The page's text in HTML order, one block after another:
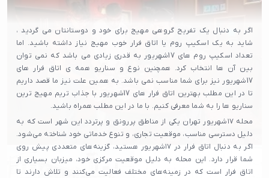
اگر به دنبال یک تفریح گروهی مهیج برای خود و دوستانتان می گردید ،
شاید به یک اسکیپ روم یا اتاق فرار خوب مهیج نیاز داشته باشید. اما
تعداد اسکیپ روم های 17شهریور به قدری زیادی می باشد که نمی توان
بین آن ها انتخاب کرد. همچنین نوع و سناریو همه ی اتاق فرار های
17شهریور نیز برای شما مناسب نمی باشد. به همین علت نیز ما قصد داریم
تا در این مطلب بهترین اتاق فرار های 17شهریور با جذاب تریم مهیج ترین
سناریو ها را به شما معرفی کنیم. با ما در این مطلب همراه باشید.
محله ۱۷شهریور تهران یکی از مناطق پررونق و پرتردد این شهر است که به
دلیل دسترسی مناسب، موقعیت تجاری، و تنوع خدماتی خود شناخته می‌شود.
اگر به دنبال اتاق فرار در ۱۷شهریور هستید، گزینه‌های متعددی پیش روی
شما قرار دارد. این محله به دلیل موقعیت مرکزی خود، میزبان بسیاری از
اتاق فرار‌ است که در زمینه‌های مختلف فعالیت می‌کنند و تلاش دارند تا